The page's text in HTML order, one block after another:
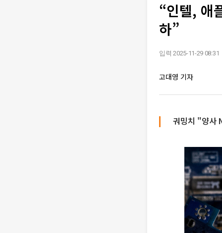
“인텔, 애
하”
입력 2025-11-29 08:31
고대영 기자
궈밍치 "양사